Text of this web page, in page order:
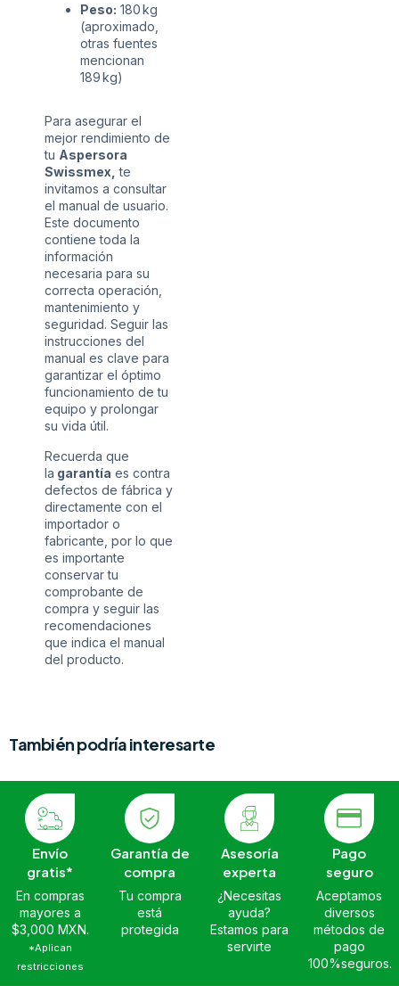
Peso: 180 kg
(aproximado,
otras fuentes
mencionan
189 kg)
Para asegurar el
mejor rendimiento de
tu Aspersora
Swissmex, te
invitamos a consultar
el manual de usuario.
Este documento
contiene toda la
información
necesaria para su
correcta operación,
mantenimiento y
seguridad. Seguir las
instrucciones del
manual es clave para
garantizar el óptimo
funcionamiento de tu
equipo y prolongar
su vida útil.
Recuerda que
la garantía es contra
defectos de fábrica y
directamente con el
importador o
fabricante, por lo que
es importante
conservar tu
comprobante de
compra y seguir las
recomendaciones
que indica el manual
del producto.
También podría interesarte
Envío
gratis*
En compras
mayores a
$3,000 MXN.
*Aplican
restricciones
Garantía de
compra
Tu compra
está
protegida
Asesoría
experta
¿Necesitas
ayuda?
Estamos para
servirte
Pago
seguro
Aceptamos
diversos
métodos de
pago
100%seguros.